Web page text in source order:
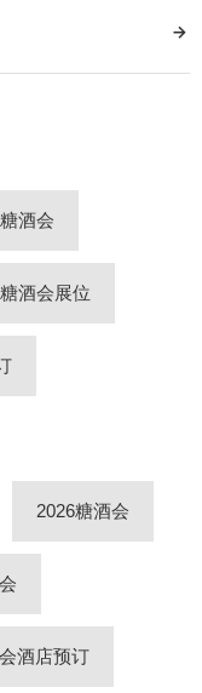
酒会
糖酒会展位
2026糖酒会
酒店预订